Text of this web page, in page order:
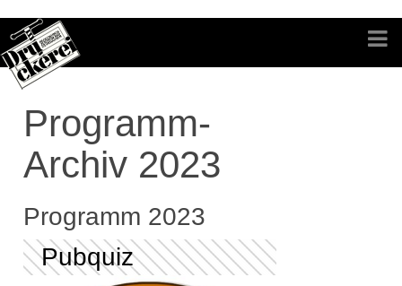
Programm-
Archiv 2023
Programm 2023
Pubquiz